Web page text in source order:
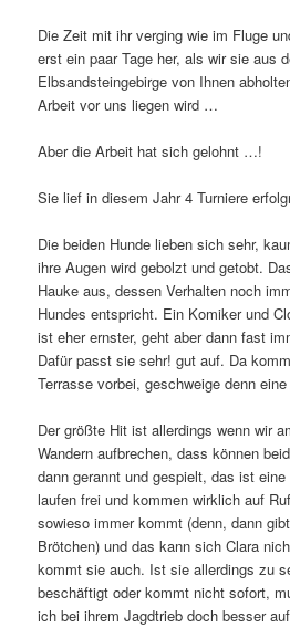
Die Zeit mit ihr verging wie im Fluge
erst ein paar Tage her, als wir sie aus
Elbsandsteingebirge von Ihnen
Arbeit vor uns liegen wird …
Aber die Arbeit hat sich gelohnt …!
Sie lief in diesem Jahr 4 Turniere
Die beiden Hunde lieben sich sehr,
ihre Augen wird gebolzt und getobt.
Hauke aus, dessen Verhalten noch
Hundes entspricht. Ein Komiker und
ist eher ernster, geht aber dann fast
Dafür passt sie sehr! gut auf. Da
Terrasse vorbei, geschweige denn
Der größte Hit ist allerdings wenn wir
Wandern aufbrechen, dass können
dann gerannt und gespielt, das ist
laufen frei und kommen wirklich auf
sowieso immer kommt (denn, dann
Brötchen) und das kann sich Clara
kommt sie auch. Ist sie allerdings zu
beschäftigt oder kommt nicht sofort,
ich bei ihrem Jagdtrieb doch besser